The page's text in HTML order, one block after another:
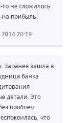
не сложилось.
на прибыль!
20:19
Заранее зашла в
банка
детали. Это
проблем
что